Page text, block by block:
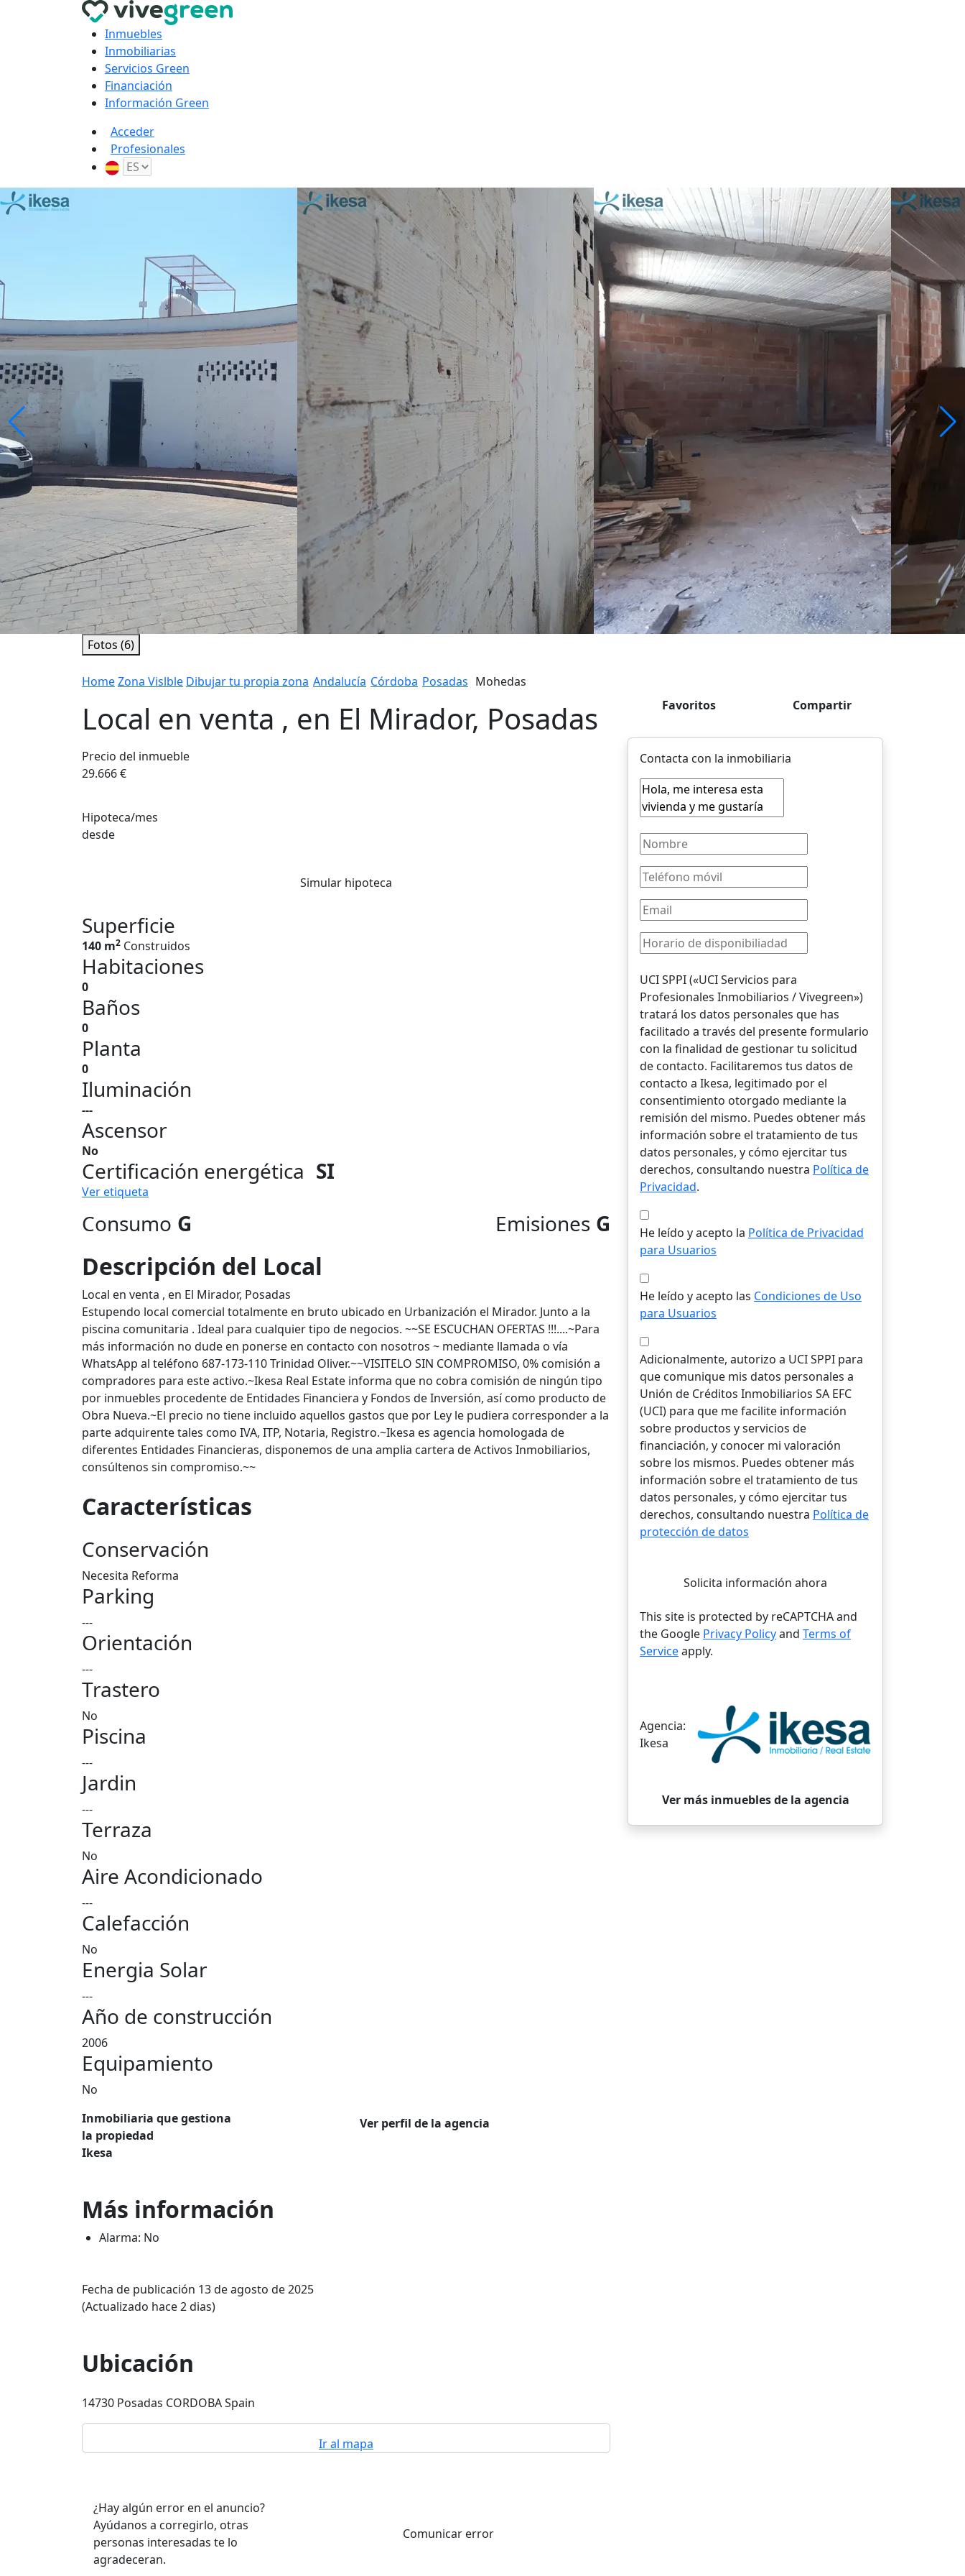
Inmuebles
Inmobiliarias
Servicios Green
Financiación
Información Green
Acceder
Profesionales
Fotos (6)
HomeZona Vislble Dibujar tu propia zona Andalucía Córdoba Posadas Mohedas
Local en venta , en El Mirador, Posadas
Precio del inmueble
29.666 €
Hipoteca/mes
desde
Simular hipoteca
Superficie
140 m2 Construidos
Habitaciones
0
Baños
0
Planta
0
Iluminación
---
Ascensor
No
Certificación energética SI
Ver etiqueta
Consumo G Emisiones G
Descripción del Local
Local en venta , en El Mirador, Posadas
Estupendo local comercial totalmente en bruto ubicado en Urbanización el Mirador. Junto a la
piscina comunitaria . Ideal para cualquier tipo de negocios. ~~SE ESCUCHAN OFERTAS !!!....~Para
más información no dude en ponerse en contacto con nosotros ~ mediante llamada o vía
WhatsApp al teléfono 687-173-110 Trinidad Oliver.~~VISITELO SIN COMPROMISO, 0% comisión a
compradores para este activo.~Ikesa Real Estate informa que no cobra comisión de ningún tipo
por inmuebles procedente de Entidades Financiera y Fondos de Inversión, así como producto de
Obra Nueva.~El precio no tiene incluido aquellos gastos que por Ley le pudiera corresponder a la
parte adquirente tales como IVA, ITP, Notaria, Registro.~Ikesa es agencia homologada de
diferentes Entidades Financieras, disponemos de una amplia cartera de Activos Inmobiliarios,
consúltenos sin compromiso.~~
Características
Conservación
Necesita Reforma
Parking
---
Orientación
---
Trastero
No
Piscina
---
Jardin
---
Terraza
No
Aire Acondicionado
---
Calefacción
No
Energia Solar
---
Año de construcción
2006
Equipamiento
No
Inmobiliaria que gestiona
la propiedad
Ikesa
Ver perfil de la agencia
Más información
Alarma: No
Fecha de publicación 13 de agosto de 2025
(Actualizado hace 2 dias)
Ubicación
14730 Posadas CORDOBA Spain
Ir al mapa
¿Hay algún error en el anuncio?
Ayúdanos a corregirlo, otras
personas interesadas te lo
agradeceran.
Comunicar error
Favoritos Compartir
Contacta con la inmobiliaria
UCI SPPI («UCI Servicios para
Profesionales Inmobiliarios / Vivegreen»)
tratará los datos personales que has
facilitado a través del presente formulario
con la finalidad de gestionar tu solicitud
de contacto. Facilitaremos tus datos de
contacto a Ikesa, legitimado por el
consentimiento otorgado mediante la
remisión del mismo. Puedes obtener más
información sobre el tratamiento de tus
datos personales, y cómo ejercitar tus
derechos, consultando nuestra Política de
Privacidad.
He leído y acepto la Política de Privacidad
para Usuarios
He leído y acepto las Condiciones de Uso
para Usuarios
Adicionalmente, autorizo a UCI SPPI para
que comunique mis datos personales a
Unión de Créditos Inmobiliarios SA EFC
(UCI) para que me facilite información
sobre productos y servicios de
financiación, y conocer mi valoración
sobre los mismos. Puedes obtener más
información sobre el tratamiento de tus
datos personales, y cómo ejercitar tus
derechos, consultando nuestra Política de
protección de datos
Solicita información ahora
This site is protected by reCAPTCHA and
the Google Privacy Policyand Terms of
Serviceapply.
Agencia:
Ikesa
Ver más inmuebles de la agencia